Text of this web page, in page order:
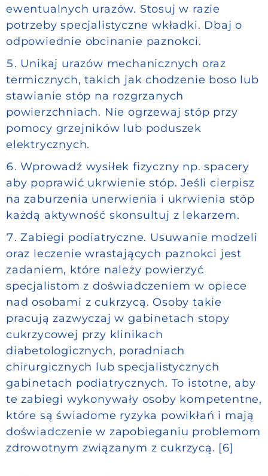
ewentualnych urazów. Stosuj w razie
potrzeby specjalistyczne wkładki. Dbaj o
odpowiednie obcinanie paznokci.
Unikaj urazów mechanicznych oraz
termicznych, takich jak chodzenie boso lub
stawianie stóp na rozgrzanych
powierzchniach. Nie ogrzewaj stóp przy
pomocy grzejników lub poduszek
elektrycznych.
Wprowadź wysiłek fizyczny np. spacery
aby poprawić ukrwienie stóp. Jeśli cierpisz
na zaburzenia unerwienia i ukrwienia stóp
każdą aktywność skonsultuj z lekarzem.
Zabiegi podiatryczne. Usuwanie modzeli
oraz leczenie wrastających paznokci jest
zadaniem, które należy powierzyć
specjalistom z doświadczeniem w opiece
nad osobami z cukrzycą. Osoby takie
pracują zazwyczaj w gabinetach stopy
cukrzycowej przy klinikach
diabetologicznych, poradniach
chirurgicznych lub specjalistycznych
gabinetach podiatrycznych. To istotne, aby
te zabiegi wykonywały osoby kompetentne,
które są świadome ryzyka powikłań i mają
doświadczenie w zapobieganiu problemom
zdrowotnym związanym z cukrzycą. [6]